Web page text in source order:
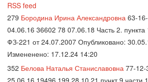
RSS feed
279 Бородина Ирина Александровна 63-
04.06.16 36602 78 07.06.18 Часть 2. пункта
ФЗ-221 от 24.07.2007 Опубликовано:
Измененено: 17.12.24 14:20
352 Белова Наталья Станиславовна 77-12-